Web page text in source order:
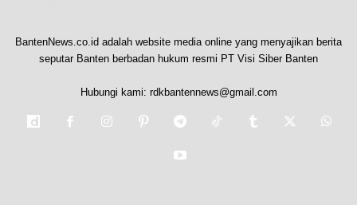
BantenNews.co.id adalah website media online yang menyajikan berita
seputar Banten berbadan hukum resmi PT Visi Siber Banten
Hubungi kami: rdkbantennews@gmail.com